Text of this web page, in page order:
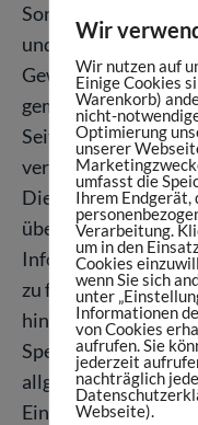
Sorgfalt erstellt.
und Aktualität der
Gewähr
gemäß § 7 Abs.1
Seiten nach den
verantwortlich. Nach
Diensteanbieter
übermittelte oder
Informationen zu
zu forschen, die auf
hinweisen.
Sperrung der
allgemeinen
Eine diesbezügliche
Wir
Wir nutzen auf
Einige Cookies
Warenkorb)
nicht-
Optimierung
unserer
umfasst die
Ihrem Endgerät,
Verarbeitung.
um in den
Cookies
wenn Sie sich
unter
Informationen
von Cookies
aufrufen. Sie
jederzeit
nachträglich
Webseite).